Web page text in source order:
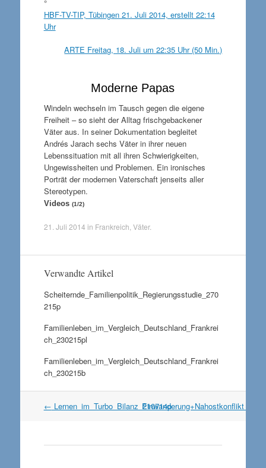
°
HBF-TV-TIP, Tübingen 21. Juli 2014, erstellt 22:14
Uhr
ARTE Freitag, 18. Juli um 22:35 Uhr (50 Min.)
Moderne Papas
Windeln wechseln im Tausch gegen die eigene
Freiheit – so sieht der Alltag frischgebackener
Väter aus. In seiner Dokumentation begleitet
Andrés Jarach sechs Väter in ihrer neuen
Lebenssituation mit all ihren Schwierigkeiten,
Ungewissheiten und Problemen. Ein ironisches
Porträt der modernen Vaterschaft jenseits aller
Stereotypen.
Videos (1/2)
21. Juli 2014 in Frankreich Väter.
Verwandte Artikel
Scheiternde_Familienpolitik_Regierungsstudie_270
215p
Familienleben_im_Vergleich_Deutschland_Frankrei
ch_230215pl
Familienleben_im_Vergleich_Deutschland_Frankrei
ch_230215b
Artikel
← Lernen_im_Turbo_Bilanz_210714p